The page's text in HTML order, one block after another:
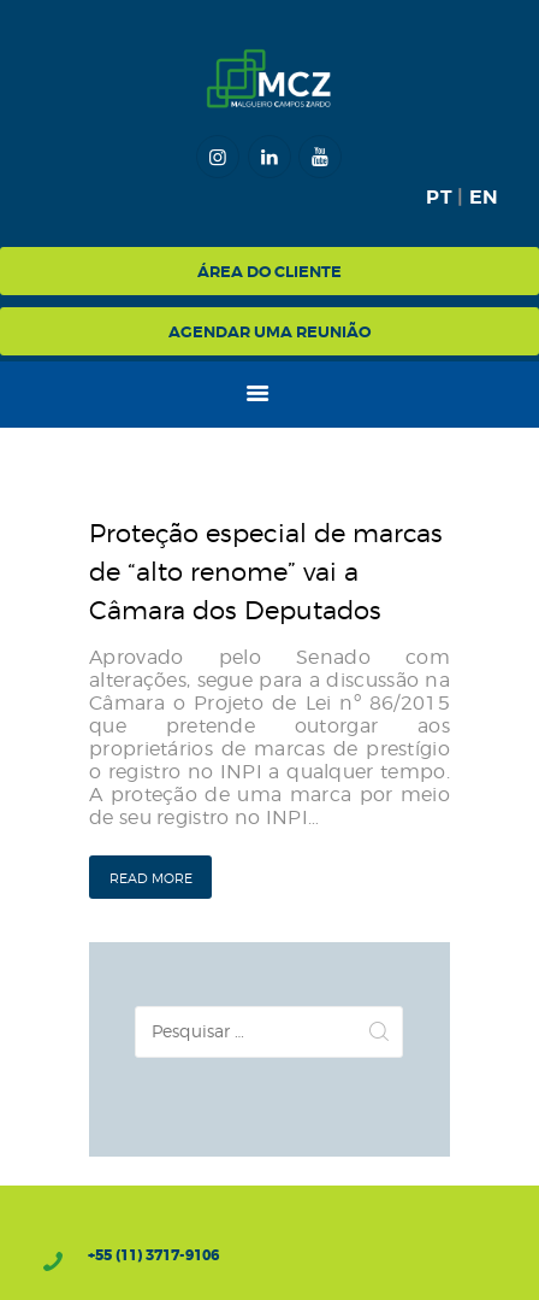
PT| EN
ÁREA DO CLIENTE
AGENDAR UMA REUNIÃO
NA MÍDIA
BLOG
CONTATO
Proteção especial de marcas
de “alto renome” vai a
Câmara dos Deputados
Aprovado pelo Senado com
alterações, segue para a discussão na
Câmara o Projeto de Lei nº 86/2015
que pretende outorgar aos
proprietários de marcas de prestígio
o registro no INPI a qualquer tempo.
A proteção de uma marca por meio
de seu registro no INPI…
READ MORE
por:
+55 (11) 3717-9106